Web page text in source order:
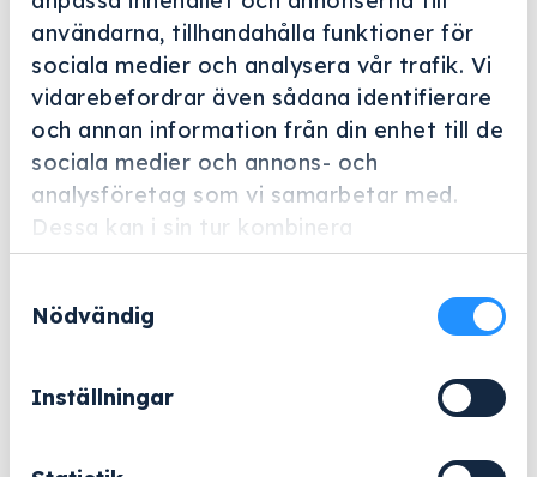
användarna, tillhandahålla funktioner för
sociala medier och analysera vår trafik. Vi
vidarebefordrar även sådana identifierare
och annan information från din enhet till de
sociala medier och annons- och
analysföretag som vi samarbetar med.
Dessa kan i sin tur kombinera
informationen med annan information som
samlat in när du har använt deras tjänster.
Nödvändig
Inställningar
Helskärm
Harry Holms
Instrumentgaller lock 250×170
588kr
Instrumentgaller